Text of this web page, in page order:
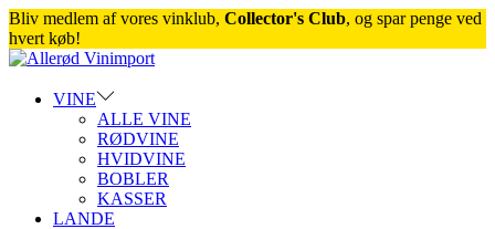
Bliv medlem af vores vinklub, Collector's Club, og spar penge ved
hvert køb!
Skip
navigation
Skip
contentVINE
ALLE VINE
RØDVINE
HVIDVINE
BOBLER
KASSER
LANDE